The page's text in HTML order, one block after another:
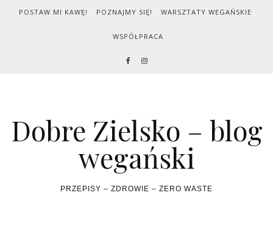
Skip to content
POSTAW MI KAWĘ! POZNAJMY SIĘ! WARSZTATY WEGAŃSKIE
WSPÓŁPRACA
Dobre Zielsko – blog
wegański
PRZEPISY – ZDROWIE – ZERO WASTE